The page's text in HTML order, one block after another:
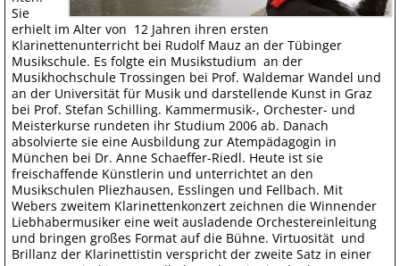
Sie
erhielt im Alter von 12 Jahren ihren ersten
Klarinettenunterricht bei Rudolf Mauz an der Tübinger
Musikschule. Es folgte ein Musikstudium an der
Musikhochschule Trossingen bei Prof. Waldemar Wandel und
an der Universität für Musik und darstellende Kunst in Graz
bei Prof. Stefan Schilling. Kammermusik-, Orchester- und
Meisterkurse rundeten ihr Studium 2006 ab. Danach
absolvierte sie eine Ausbildung zur Atempädagogin in
München bei Dr. Anne Schaeffer-Riedl. Heute ist sie
freischaffende Künstlerin und unterrichtet an den
Musikschulen Pliezhausen, Esslingen und Fellbach. Mit
Webers zweitem Klarinettenkonzert zeichnen die Winnender
Liebhabermusiker eine weit ausladende Orchestereinleitung
und bringen großes Format auf die Bühne. Virtuosität und
Brillanz der Klarinettistin verspricht der zweite Satz in einer